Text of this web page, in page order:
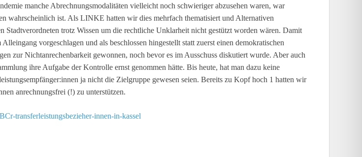
manche Abrechnungsmodalitäten vielleicht noch schwieriger abzusehen waren, war
wahrscheinlich ist. Als LINKE hatten wir dies mehrfach thematisiert und Alternativen
Stadtverordneten trotz Wissen um die rechtliche Unklarheit nicht gestützt worden wären. Damit
vorgeschlagen und als beschlossen hingestellt statt zuerst einen demokratischen
zur Nichtanrechenbarkeit gewonnen, noch bevor es im Ausschuss diskutiert wurde. Aber auch
ihre Aufgabe der Kontrolle ernst genommen hätte. Bis heute, hat man dazu keine
ja nicht die Zielgruppe gewesen seien. Bereits zu Kopf hoch 1 hatten wir
anrechnungsfrei (!) zu unterstützen.
transferleistungsbezieher-innen-in-kassel